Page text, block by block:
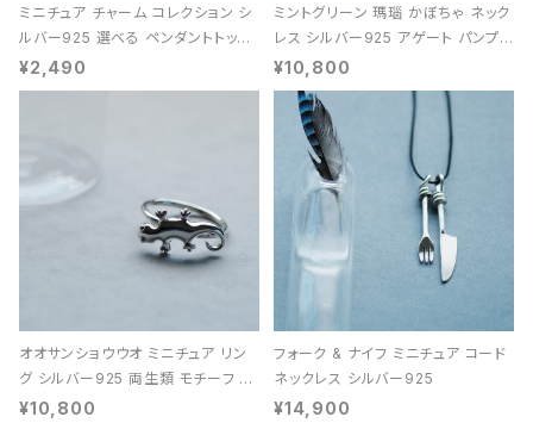
ミニチュア チャーム コレクション シ
ルバー925 選べる ペンダントトップ
レディース ユニセックス
¥2,490
ミントグリーン 瑪瑙 かぼちゃ ネック
レス シルバー925 アゲート パンプキ
ン 天然石 レディース
¥10,800
オオサンショウウオ ミニチュア リン
グ シルバー925 両生類 モチーフ レ
ディース ユニセックス
¥10,800
フォーク & ナイフ ミニチュア コード
ネックレス シルバー925
¥14,900